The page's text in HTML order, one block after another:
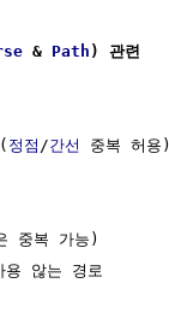
& Path ) 관련
정점 /간선 중복 허용
중복 가능)
않는 경로